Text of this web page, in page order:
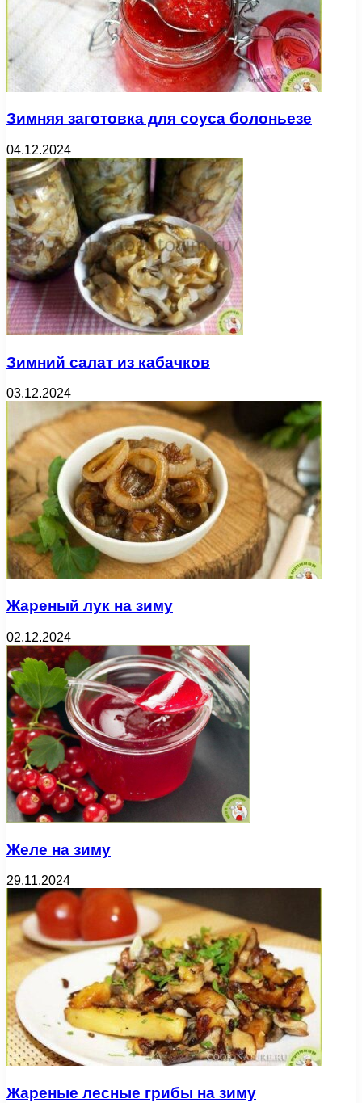
Зимняя заготовка для соуса болоньезе
04.12.2024
Зимний салат из кабачков
03.12.2024
Жареный лук на зиму
02.12.2024
Желе на зиму
29.11.2024
Жареные лесные грибы на зиму